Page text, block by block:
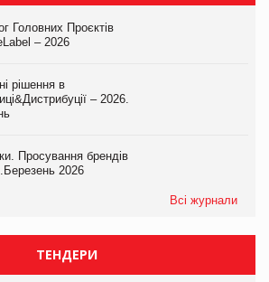
Головних Проєктів
– 2026
рішення в
– 2026.
Просування брендів
2026
Всі журнали
ТЕНДЕРИ